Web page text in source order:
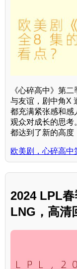
《心碎高中》第
与友谊，剧中角X
都充满紧张感和感
观众对成长的思考
都达到了新的高度
欧美剧，心碎高中
2024 LPL
LNG，高清